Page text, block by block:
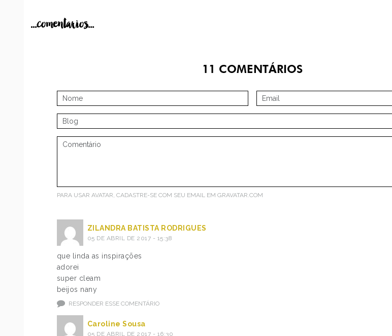
...comentarios...
11 COMENTÁRIOS
PARA USAR AVATAR, CADASTRE-SE COM SEU EMAIL EM GRAVATAR.COM
ZILANDRA BATISTA RODRIGUES
05 DE ABRIL DE 2017 - 15:38
que linda as inspirações
adorei
super cleam
beijos nany
RESPONDER ESSE COMENTÁRIO
Caroline Sousa
05 DE ABRIL DE 2017 - 16:30